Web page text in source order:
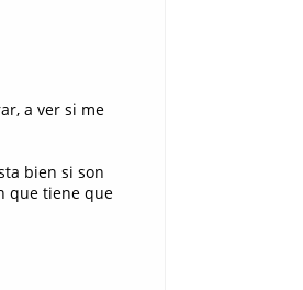
a ver si me
bien si son
que tiene que